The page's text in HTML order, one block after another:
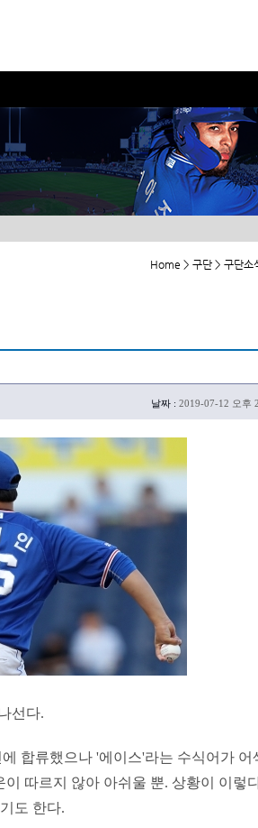
Home > 구단 > 구단소
날짜 : 2019-07-12 오후
선다.
합류했으나 '에이스'라는 수식어가 어
따르지 않아 아쉬울 뿐. 상황이 이렇
도 한다.